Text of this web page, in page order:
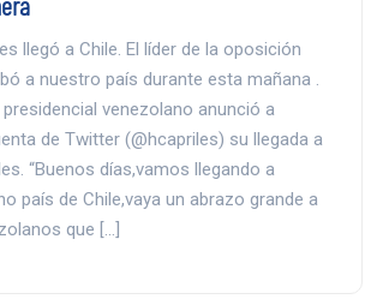
llegó a Chile. El líder de la oposición
a nuestro país durante esta mañana .
venezolano anunció a
de Twitter (@hcapriles) su llegada a
“Buenos días,vamos llegando a
país de Chile,vaya un abrazo grande a
que […]